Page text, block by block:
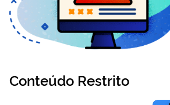
Conteúdo Restrito